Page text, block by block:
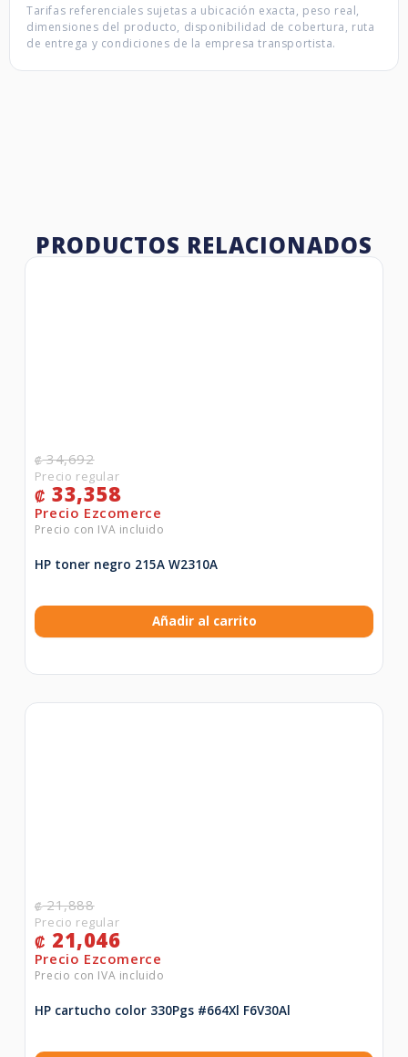
Tarifas referenciales sujetas a ubicación exacta, peso real,
dimensiones del producto, disponibilidad de cobertura, ruta
de entrega y condiciones de la empresa transportista.
PRODUCTOS RELACIONADOS
₡34,692
₡ 33,358
HP toner negro 215A W2310A
Añadir al carrito
₡21,888
₡ 21,046
HP cartucho color 330Pgs #664Xl F6V30Al